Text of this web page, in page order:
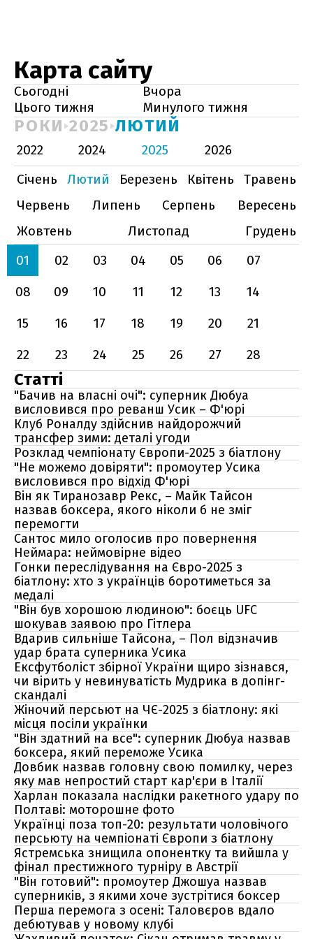
Карта сайту
Сьогодні
Вчора
Цього тижня
Минулого тижня
РОКИ 2025 ЛЮТИЙ
2022 2024 2025
2026
Січень
Лютий Березень Квітень
Травень
Червень
Липень Серпень
Вересень
Жовтень
Листопад
Грудень
01
02 03 04 05 06
07
08
09 10 11 12 13
14
15
16 17 18 19 20
21
22
23 24 25 26 27 28
Статті
"Бачив на власні очі": суперник Дюбуа
висловився про реванш Усик – Ф'юрі
Клуб Роналду здійснив найдорожчий
трансфер зими: деталі угоди
Розклад чемпіонату Європи-2025 з біатлону
"Не можемо довіряти": промоутер Усика
висловився про відхід Ф'юрі
Він як Тиранозавр Рекс, – Майк Тайсон
назвав боксера, якого ніколи б не зміг
перемогти
Сантос мило оголосив про повернення
Неймара: неймовірне відео
Гонки переслідування на Євро-2025 з
біатлону: хто з українців боротиметься за
медалі
"Він був хорошою людиною": боєць UFC
шокував заявою про Гітлера
Вдарив сильніше Тайсона, – Пол відзначив
удар брата суперника Усика
Ексфутболіст збірної України щиро зізнався,
чи вірить у невинуватість Мудрика в допінг-
скандалі
Жіночий персьют на ЧЄ-2025 з біатлону: які
місця посіли українки
"Він здатний на все": суперник Дюбуа назвав
боксера, який переможе Усика
Довбик назвав головну свою помилку, через
яку мав непростий старт кар'єри в Італії
Харлан показала наслідки ракетного удару по
Полтаві: моторошне фото
Українці поза топ-20: результати чоловічого
персьюту на чемпіонаті Європи з біатлону
Ястремська знищила опонентку та вийшла у
фінал престижного турніру в Австрії
"Він готовий": промоутер Джошуа назвав
суперників, з якими хоче зустрітися боксер
Перша перемога з осені: Таловєров вдало
дебютував у новому клубі